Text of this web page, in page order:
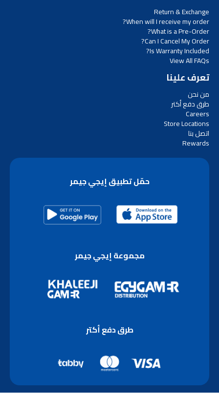
Return & Exchange
When will I receive my order?
What is a Pre-Order?
Can I Cancel My Order?
Is Warranty Included?
View All FAQs
تعرف علينا
من نحن
طرق دفع أكتر
Careers
Store Locations
اتصل بنا
Rewards
حمّل تطبيق إيجي جيمر
مجموعة إيجي جيمر
طرق دفع أكتر